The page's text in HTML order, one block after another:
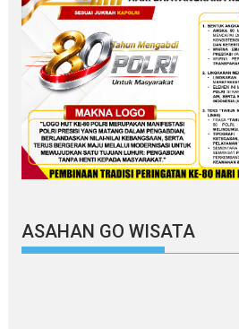
ASAHAN GO WISATA